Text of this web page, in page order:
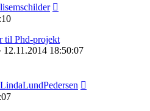
lisemschilder
til Phd-projekt
12.11.2014 18:50:07
LindaLundPedersen